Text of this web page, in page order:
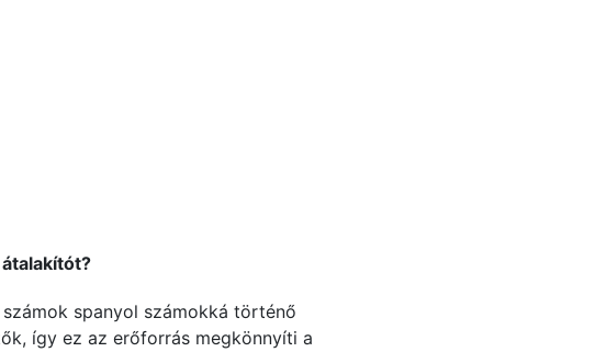
spanyol számokká történő
így ez az erőforrás megkönnyíti a